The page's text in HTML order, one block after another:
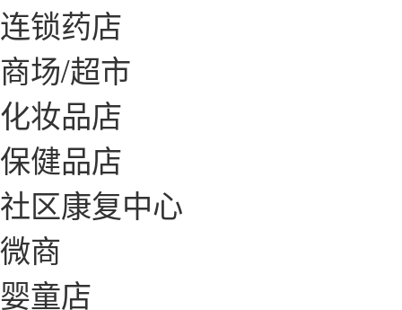
连锁药店
商场/超市
化妆品店
保健品店
社区康复中心
微商
婴童店